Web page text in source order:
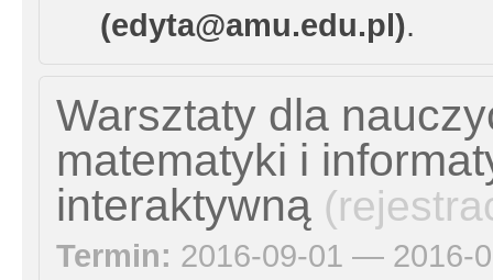
(edyta@amu.edu.pl).
Warsztaty dla
matematyki i
interaktywną
Termin: 2016-09-01 — 2016-